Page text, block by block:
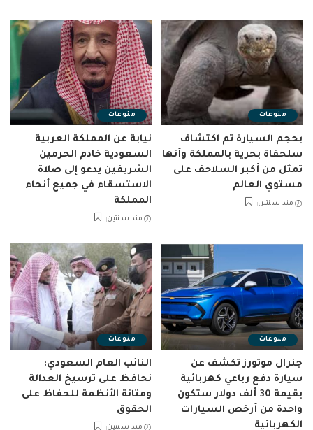
منوعات
بحجم السيارة تم اكتشاف
سلحفاة بحرية بالمملكة وأنها
تمثل من أكبر السلاحف على
مستوي العالم
منذ سنتين
منوعات
نيابة عن المملكة العربية
السعودية خادم الحرمين
الشريفين يدعو إلى صلاة
الاستسقاء في جميع أنحاء
المملكة
منذ سنتين
منوعات
جنرال موتورز تكشف عن
سيارة دفع رباعي كهربائية
بقيمة 30 ألف دولار ستكون
واحدة من أرخص السيارات
الكهربائية
منوعات
النائب العام السعودي:
نحافظ على ترسيخ العدالة
ومتانة الأنظمة للحفاظ على
الحقوق
منذ سنتين